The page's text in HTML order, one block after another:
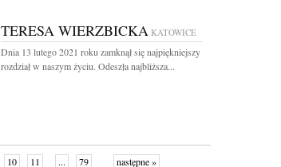
TERESA WIERZBICKA KATOWICE
Dnia 13 lutego 2021 roku zamknął się najpiękniejszy
rozdział w naszym życiu. Odeszła najbliższa...
10 11 ... 79 następne »